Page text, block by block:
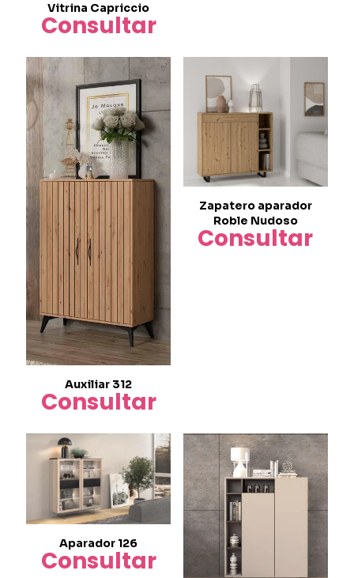
Vitrina Capriccio
Consultar
Auxiliar 312
Consultar
Zapatero aparador
Roble Nudoso
Consultar
Aparador 126
Consultar